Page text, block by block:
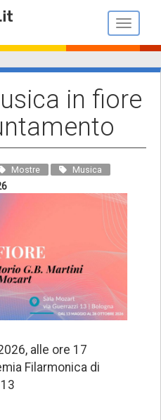
Toggle
in fiore
Mostre Musica
alle ore 17
Filarmonica di